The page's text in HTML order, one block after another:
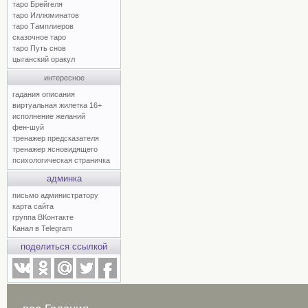
таро Брейгеля
таро Иллюминатов
таро Тамплиеров
сказочное таро
таро Путь снов
цыганский оракул
интересное
гадания описания
виртуальная жилетка 16+
исполнение желаний
фен-шуй
тренажер предсказателя
тренажер ясновидящего
психологическая страничка
админка
письмо администратору
карта сайта
группа ВКонтакте
Канал в Telegram
поделиться ссылкой